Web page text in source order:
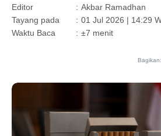
Editor
: Akbar Ramadhan
Tayang pada
: 01 Jul 2026 | 14:29
Waktu Baca
: ±7 menit
Bagikan: